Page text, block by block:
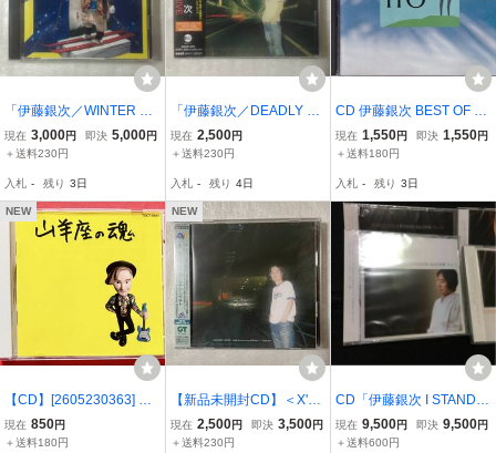
「伊藤銀次／WINTER W
ONDERLAND」＜クリス
マスアルバム＞【中古C
ス］
現在 3,000円 即決 5,000円
＋送料230円
入札 - 残り 3日
「伊藤銀次／DEADLY D
RIVE」J-POPシリーズAO
R編【新品未開封CD】
現在 2,500円
＋送料230円
入札 - 残り 4日
CD 伊藤銀次 BEST OF B
EST ベスト・オブ・ベス
ト
現在 1,550円 即決 1,550円
＋送料180円
入札 - 残り 3日
NEW
【CD】[2605230363] 伊
藤銀次「山羊座の魂」GI
NJI ITOH 盤面良好
現在 850円
＋送料180円
NEW
【新品未開封CD】＜X'm
asソング挿入＞伊藤銀次 /
ゴールデン・ベスト ♪雪
現在 2,500円 即決 3,500円
＋送料230円
CD「伊藤銀次 I STAND A
LONE」VOL.1～4セット
未開封新品 4枚セット 廃
現在 9,500円 即決 9,500円
＋送料600円